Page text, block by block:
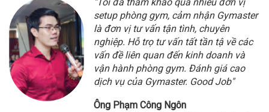
setup phòng gym, cảm nhận Gymaster
là đơn vị tư vấn tận tình, chuyên
nghiệp. Hỗ trọ tư vấn tất tần tậ về các
vấn đề liên quan đến kinh doanh và
vận hành phòng gym. Đánh giá cao
dịch vụ của Gymaster. Good Job"
Ông Phạm Công Ngôn